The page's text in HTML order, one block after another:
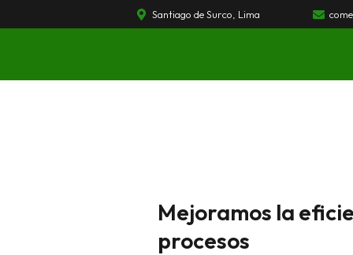
al
Santiago de Surco, Lima
Mejoramos la
procesos